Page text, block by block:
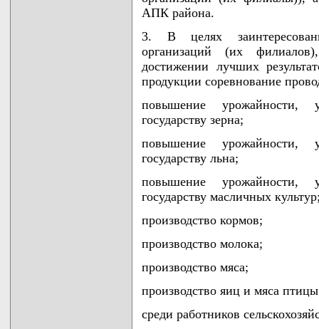
АПК района.
3. В целях
организаций (их
достижении лучших
продукции соревнование
повышение урожайности,
государству зерна;
повышение урожайности,
государству льна;
повышение урожайности,
государству масличных
производство кормов;
производство молока;
производство мяса;
производство яиц и мяса
среди работников